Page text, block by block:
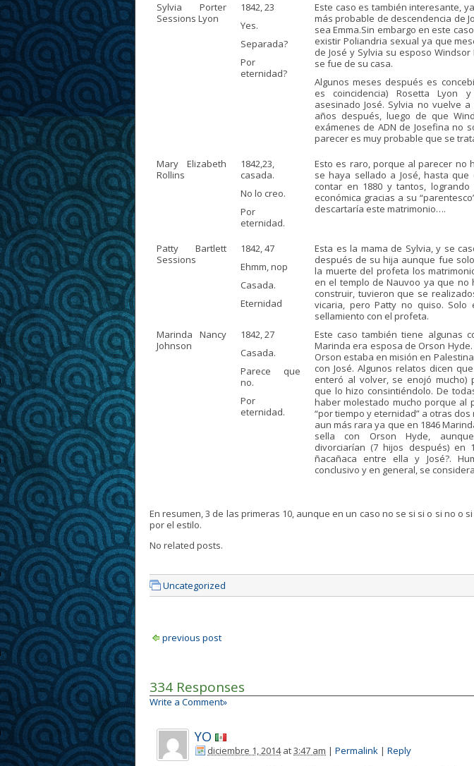
Sylvia Porter
Sessions Lyon
1842, 23
Yes.
Separada?
Por
eternidad?
Este caso es también interesante,
más probable de descendencia de
sea Emma.Sin embargo en este
existir Poliandria sexual ya que
de José y Sylvia su esposo
se fue de su casa.
Algunos meses después es
es coincidencia) Rosetta Lyon
asesinado José. Sylvia no vuelve
años después, luego de que
exámenes de ADN de Josefina no
parecer es muy probable que se
Mary Elizabeth
Rollins
1842,23,
casada.
No lo creo.
Por
eternidad.
Esto es raro, porque al parecer no
se haya sellado a José, hasta que
contar en 1880 y tantos,
económica gracias a su
descartaría este matrimonio….
Patty Bartlett
Sessions
1842, 47
Ehmm, nop
Casada.
Eternidad
Esta es la mama de Sylvia, y se
después de su hija aunque fue
la muerte del profeta los
en el templo de Nauvoo ya que no
construir, tuvieron que se
vicaria, pero Patty no quiso. Solo
sellamiento con el profeta.
Marinda Nancy
Johnson
1842, 27
Casada.
Parece que
no.
Por
eternidad.
Este caso también tiene algunas
Marinda era esposa de Orson Hyde.
Orson estaba en misión en
con José. Algunos relatos dicen
enteró al volver, se enojó mucho)
que lo hizo consintiéndolo. De
haber molestado mucho porque al
“por tiempo y eternidad” a otras
aun más rara ya que en 1846
sella con Orson Hyde,
divorciarían (7 hijos después) en
ñacañaca entre ella y José?.
conclusivo y en general, se
En resumen, 3 de las primeras 10, aunque en un caso no se si si o si no o
por el estilo.
No related posts.
Uncategorized
previous post
334 Responses
Write a Comment»
YO
diciembre 1, 2014at3:47 am | Permalink | Reply